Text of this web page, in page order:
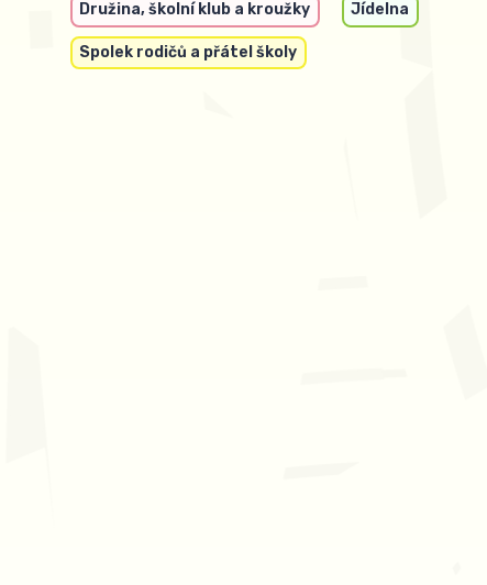
Družina, školní klub a kroužky Jídelna
Spolek rodičů a přátel školy